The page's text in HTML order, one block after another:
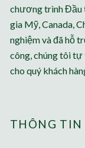
chương trình Đầu
gia Mỹ, Canada,
nghiệm và đã hỗ
công, chúng tôi
cho quý khách
THÔNG TIN